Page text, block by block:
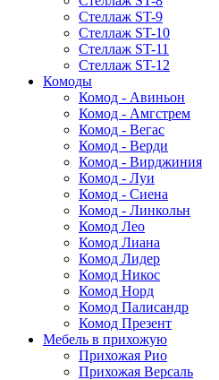
Стеллаж ST-9
Стеллаж ST-10
Стеллаж ST-11
Стеллаж ST-12
Комоды
Комод - Авиньон
Комод - Амгстрем
Комод - Вегас
Комод - Верди
Комод - Вирджиния
Комод - Луи
Комод - Сиена
Комод - Линкольн
Комод Лео
Комод Лиана
Комод Лидер
Комод Никос
Комод Норд
Комод Палисандр
Комод Презент
Мебель в прихожую
Прихожая Рио
Прихожая Версаль